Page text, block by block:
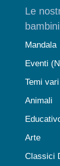
Le
bambini
Mandala
Eventi
Temi vari
Animali
Arte
Classici